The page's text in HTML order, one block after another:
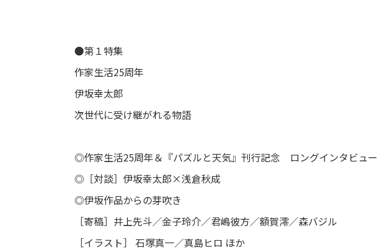
●第１特集
作家生活25周年
伊坂幸太郎
次世代に受け継がれる物語
◎作家生活25周年＆『パズルと天気』刊行記念 ロングインタビュー
◎［対談］伊坂幸太郎×浅倉秋成
◎伊坂作品からの芽吹き
［寄稿］井上先斗／金子玲介／君嶋彼方／額賀澪／森バジル
［イラスト］ 石塚真一／真島ヒロ ほか